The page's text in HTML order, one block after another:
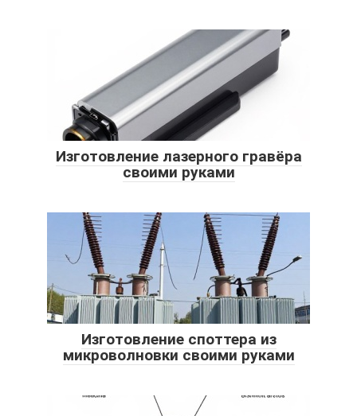
Изготовление лазерного гравёра
своими руками
Изготовление споттера из
микроволновки своими руками